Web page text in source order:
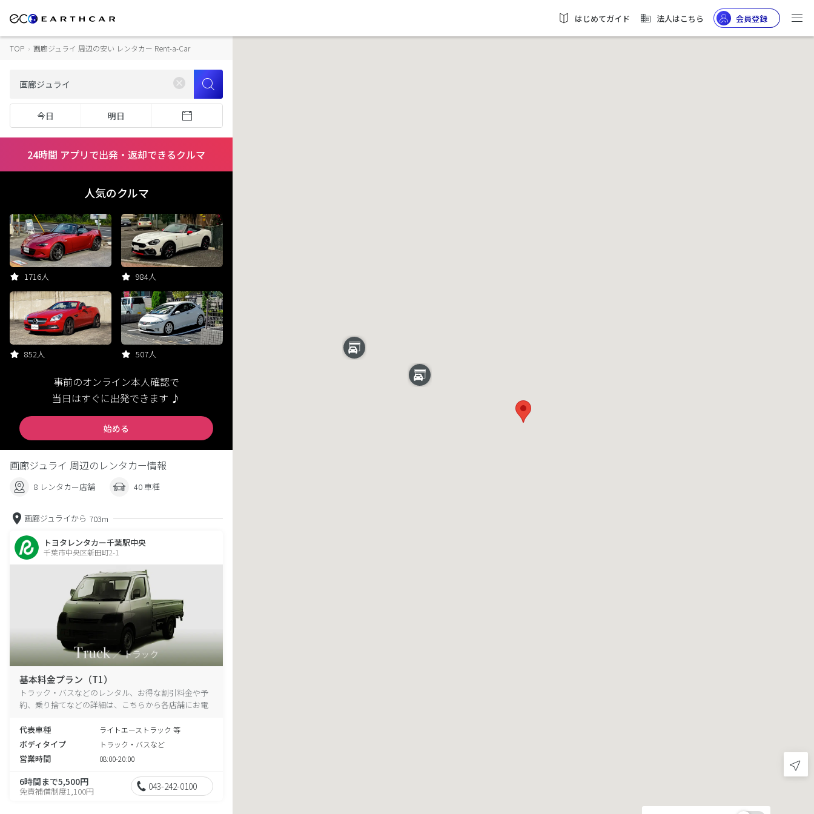
はじめてガイド 法人はこちら 会員登録
TOP › 画廊ジュライ 周辺の安い レンタカー Rent-a-Car
今日 明日
24時間 アプリで出発・返却できるクルマ
人気のクルマ
1716人 984人
852人 507人
事前のオンライン本人確認で
当日はすぐに出発できます ♪
始める
画廊ジュライ 周辺のレンタカー情報
8 レンタカー店舗 40 車種
画廊ジュライから 703m
トヨタレンタカー千葉駅中央
千葉市中央区新田町2-1
基本料金プラン（T1）
トラック・バスなどのレンタル、お得な割引料金や予
約、乗り捨てなどの詳細は、こちらから各店舗にお電
代表車種
ライトエーストラック 等
ボディタイプ トラック・バスなど
営業時間 08:00-20:00
6時間まで5,500円
免責補償制度1,100円 043-242-0100